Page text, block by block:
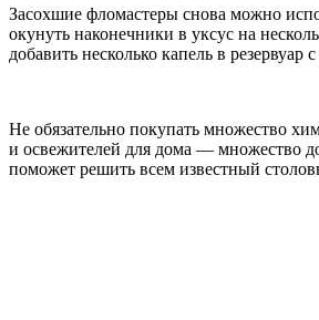
Засохшие фломастеры снова можно
окунуть наконечники в уксус на
добавить несколько капель в
Не обязательно покупать множество
и освежителей для дома — множество
поможет решить всем известный